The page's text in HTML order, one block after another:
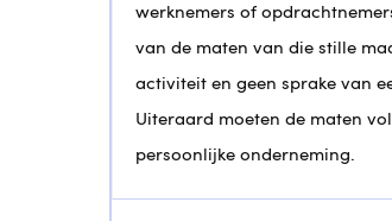
werknemers of
van de maten van die stille
activiteit en geen sprake van
Uiteraard moeten de maten
persoonlijke onderneming.